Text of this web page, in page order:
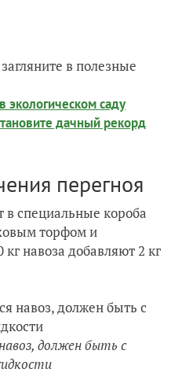
в полезные
экологическом саду
дачный рекорд
перегноя
специальные короба
торфом и
навоза добавляют 2 кг
должен быть с